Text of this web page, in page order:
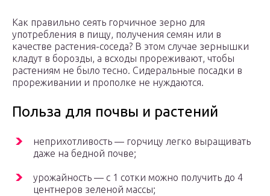
Как правильно сеять горчичное зерно для
употребления в пищу, получения семян или в
качестве растения-соседа? В этом случае зернышки
кладут в борозды, а всходы прореживают, чтобы
растениям не было тесно. Сидеральные посадки в
прореживании и прополке не нуждаются.
Польза для почвы и растений
неприхотливость — горчицу легко выращивать
даже на бедной почве;
урожайность — с 1 сотки можно получить до 4
центнеров зеленой массы;